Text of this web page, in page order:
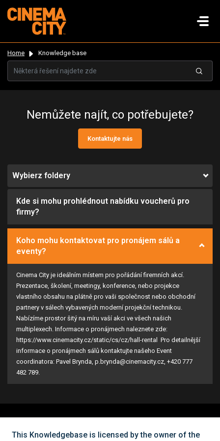
Home Knowledge base
Nemůžete najít, co potřebujete?
Kontaktujte nás
Wybierz foldery
Kde si mohu prohlédnout nabídku voucherů pro
firmy?
Koho mohu kontaktovat pro pronájem sálů a
eventy?
Cinema City je ideálním místem pro pořádání firemních akcí.
Prezentace, školení, meetingy, konference, nebo projekce
vlastního obsahu na plátně pro vaši společnost nebo obchodní
partnery v sálech vybavených moderní projekční technikou.
Nabízíme prostor šitý na míru vaší akci ve všech našich
multiplexech. Informace o pronájmech naleznete zde:
https://www.cinemacity.cz/static/cs/cz/hall-rental Pro detailnější
informace o pronájmech sálů kontaktujte našeho Event
coordinatora: Pavel Brynda, p.brynda@cinemacity.cz, ‪+420 777
482 789‬.
Nemůžete najít, co potřebujete?
This Knowledgebase is licensed by the owner of the